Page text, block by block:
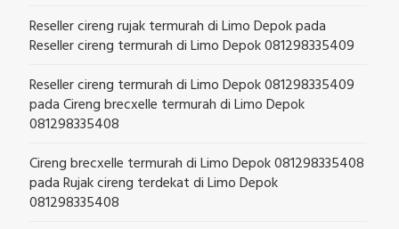
Reseller cireng rujak termurah di Limo Depokpada
Reseller cireng termurah di Limo Depok 081298335409
Reseller cireng termurah di Limo Depok 081298335409
padaCireng brecxelle termurah di Limo Depok
081298335408
Cireng brecxelle termurah di Limo Depok 081298335408
padaRujak cireng terdekat di Limo Depok
081298335408